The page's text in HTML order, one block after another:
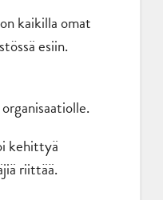
kaikilla omat
esiin.
kehittyä
riittää.